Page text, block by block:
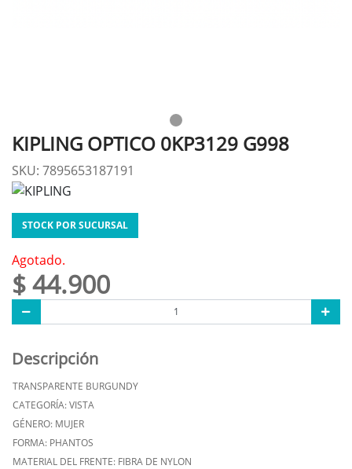
KIPLING OPTICO 0KP3129 G998
SKU: 7895653187191
STOCK POR SUCURSAL
Agotado.
$ 44.900
Descripción
TRANSPARENTE BURGUNDY
CATEGORÍA: VISTA
GÉNERO: MUJER
FORMA: PHANTOS
MATERIAL DEL FRENTE: FIBRA DE NYLON